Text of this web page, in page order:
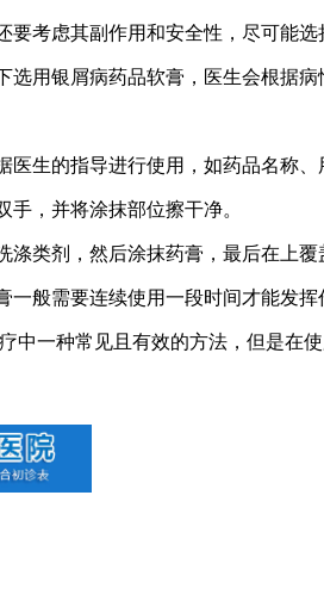
考虑其副作用和安全性，尽可能选
选用银屑病药品软膏，医生会根据
生的指导进行使用，如药品名称、
，并将涂抹部位擦干净。
类剂，然后涂抹药膏，最后在上覆
般需要连续使用一段时间才能发
中一种常见且有效的方法，但是在